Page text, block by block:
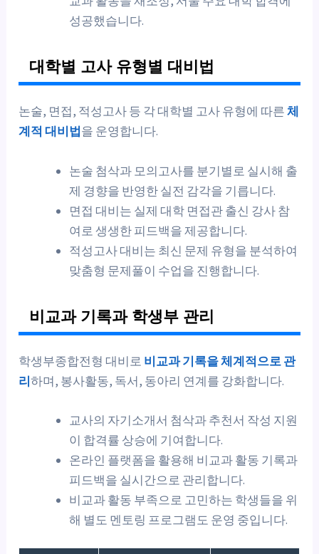
성공했습니다.
대학별 고사 유형별 대비법
논술, 면접, 적성고사 등 각 대학별 고사 유형에 따른체
계적 대비법을 운영합니다.
논술 첨삭과 모의고사를 분기별로 실시해 출
제 경향을 반영한 실전 감각을 기릅니다.
면접 대비는 실제 대학 면접관 출신 강사 참
여로 생생한 피드백을 제공합니다.
적성고사 대비는 최신 문제 유형을 분석하여
맞춤형 문제풀이 수업을 진행합니다.
비교과 기록과 학생부 관리
학생부종합전형 대비로 비교과 기록을 체계적으로 관
리하며, 봉사활동, 독서, 동아리 연계를 강화합니다.
교사의 자기소개서 첨삭과 추천서 작성 지원
이 합격률 상승에 기여합니다.
온라인 플랫폼을 활용해 비교과 활동 기록과
피드백을 실시간으로 관리합니다.
비교과 활동 부족으로 고민하는 학생들을 위
해 별도 멘토링 프로그램도 운영 중입니다.